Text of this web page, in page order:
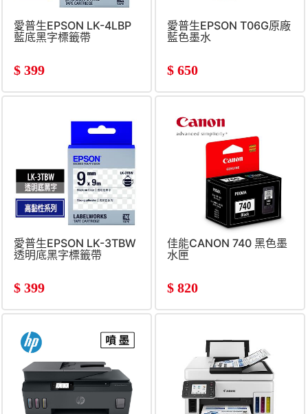
愛普生EPSON LK-4LBP
藍底黑字標籤帶
$ 399
愛普生EPSON T06G原廠
藍色墨水
$ 650
愛普生EPSON LK-3TBW
透明底黑字標籤帶
$ 399
佳能CANON 740 黑色墨
水匣
$ 820